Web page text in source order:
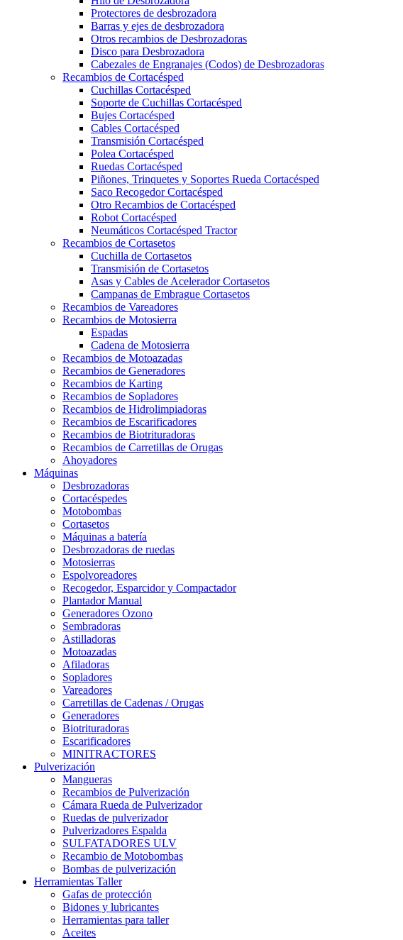
Protectores de desbrozadora
Barras y ejes de desbrozadora
Otros recambios de Desbrozadoras
Disco para Desbrozadora
Cabezales de Engranajes (Codos) de Desbrozadoras
Recambios de Cortacésped
Cuchillas Cortacésped
Soporte de Cuchillas Cortacésped
Bujes Cortacésped
Cables Cortacésped
Transmisión Cortacésped
Polea Cortacésped
Ruedas Cortacésped
Piñones, Trinquetes y Soportes Rueda Cortacésped
Saco Recogedor Cortacésped
Otro Recambios de Cortacésped
Robot Cortacésped
Neumáticos Cortacésped Tractor
Recambios de Cortasetos
Cuchilla de Cortasetos
Transmisión de Cortasetos
Asas y Cables de Acelerador Cortasetos
Campanas de Embrague Cortasetos
Recambios de Vareadores
Recambios de Motosierra
Espadas
Cadena de Motosierra
Recambios de Motoazadas
Recambios de Generadores
Recambios de Karting
Recambios de Sopladores
Recambios de Hidrolimpiadoras
Recambios de Escarificadores
Recambios de Biotrituradoras
Recambios de Carretillas de Orugas
Ahoyadores
Máquinas
Desbrozadoras
Cortacéspedes
Motobombas
Cortasetos
Máquinas a batería
Desbrozadoras de ruedas
Motosierras
Espolvoreadores
Recogedor, Esparcidor y Compactador
Plantador Manual
Generadores Ozono
Sembradoras
Astilladoras
Motoazadas
Afiladoras
Sopladores
Vareadores
Carretillas de Cadenas / Orugas
Generadores
Biotrituradoras
Escarificadores
MINITRACTORES
Pulverización
Mangueras
Recambios de Pulverización
Cámara Rueda de Pulverizador
Ruedas de pulverizador
Pulverizadores Espalda
SULFATADORES ULV
Recambio de Motobombas
Bombas de pulverización
Herramientas Taller
Gafas de protección
Bidones y lubricantes
Herramientas para taller
Aceites